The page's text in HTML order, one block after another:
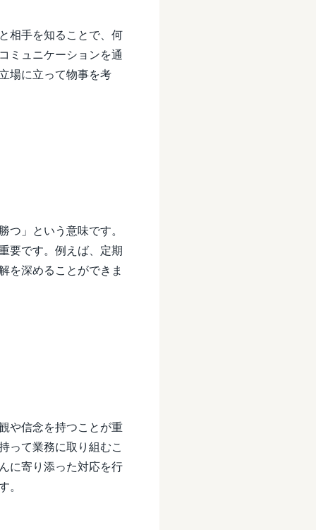
相手を知ることで、何
ミュニケーションを通
場に立って物事を考
」という意味です。
要です。例えば、定期
を深めることができま
や信念を持つことが重
って業務に取り組むこ
に寄り添った対応を行